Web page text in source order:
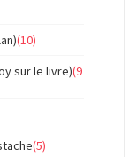
(10)
sur le livre)(9
(5)